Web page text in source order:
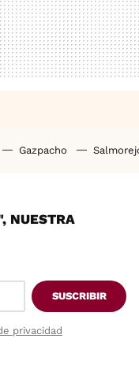
Gazpacho
NUESTRA
SUSCRIBIR
privacidad